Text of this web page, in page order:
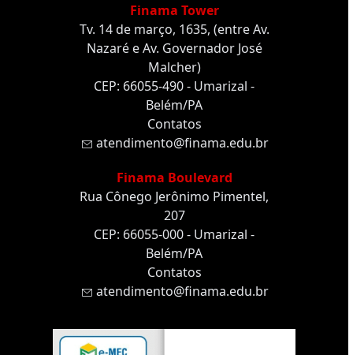
Finama Tower
Tv. 14 de março, 1635, (entre Av.
Nazaré e Av. Governador José
Malcher)
CEP: 66055-490 - Umarizal -
Belém/PA
Contatos
atendimento@finama.edu.br
Finama Boulevard
Rua Cônego Jerônimo Pimentel,
207
CEP: 66055-000 - Umarizal -
Belém/PA
Contatos
atendimento@finama.edu.br